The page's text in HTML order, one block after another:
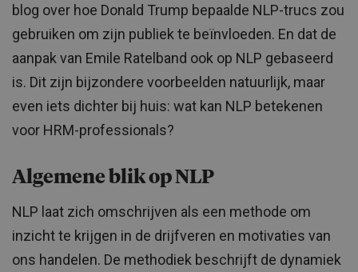
blog over hoe Donald Trump bepaalde NLP-trucs zou
gebruiken om zijn publiek te beïnvloeden. En dat de
aanpak van Emile Ratelband ook op NLP gebaseerd
is. Dit zijn bijzondere voorbeelden natuurlijk, maar
even iets dichter bij huis: wat kan NLP betekenen
voor HRM-professionals?
Algemene blik op NLP
NLP laat zich omschrijven als een methode om
inzicht te krijgen in de drijfveren en motivaties van
ons handelen. De methodiek beschrijft de dynamiek